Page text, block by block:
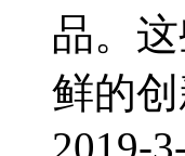
品。
鲜的
2019-